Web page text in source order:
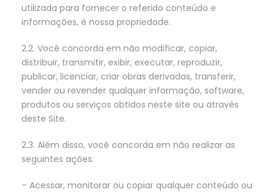
utilizada para fornecer o referido conteúdo e
informações, é nossa propriedade.
2.2. Você concorda em não modificar, copiar,
distribuir, transmitir, exibir, executar, reproduzir,
publicar, licenciar, criar obras derivadas, transferir,
vender ou revender qualquer informação, software,
produtos ou serviços obtidos neste site ou através
deste Site.
2.3. Além disso, você concorda em não realizar as
seguintes ações:
– Acessar, monitorar ou copiar qualquer conteúdo ou